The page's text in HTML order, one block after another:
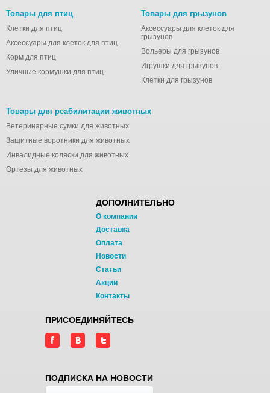
Товары для птиц
Клетки для птиц
Аксессуары для клеток для птиц
Корм для птиц
Уличные кормушки для птиц
Товары для грызунов
Аксессуары для клеток для
грызунов
Вольеры для грызунов
Игрушки для грызунов
Клетки для грызунов
Товары для реабилитации животных
Ветеринарные сумки для животных
Защитные воротники для животных
Инвалидные коляски для животных
Ортезы для животных
ДОПОЛНИТЕЛЬНО
О компании
Доставка
Оплата
Новости
Статьи
Акции
Контакты
ПРИСОЕДИНЯЙТЕСЬ
ПОДПИСКА НА НОВОСТИ